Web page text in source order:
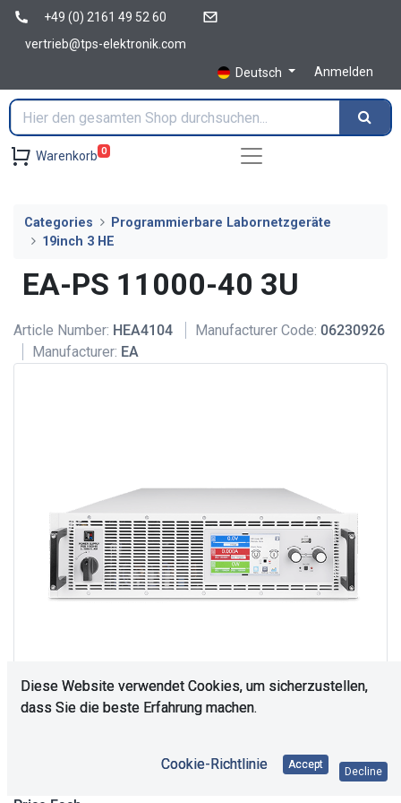
+49 (0) 2161 49 52 60
vertrieb@tps-elektronik.com
Deutsch
Anmelden
Warenkorb 0
Categories
Programmierbare Labornetzgeräte
19inch 3 HE
EA-PS 11000-40 3U
Article Number: HEA4104 Manufacturer Code: 06230926
Manufacturer: EA
Diese Website verwendet Cookies, um sicherzustellen,
dass Sie die beste Erfahrung machen.
Cookie-Richtlinie Accept
Decline